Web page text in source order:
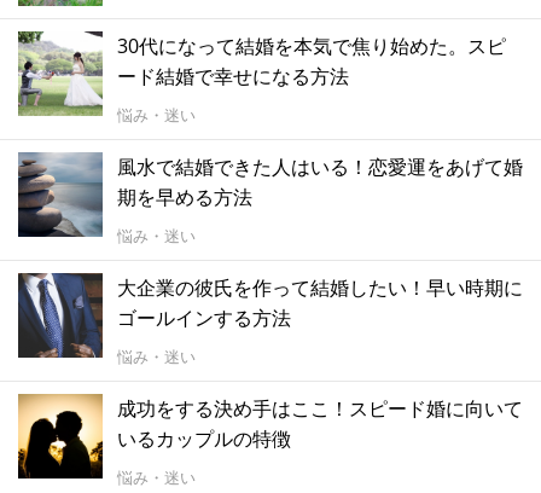
30代になって結婚を本気で焦り始めた。スピ
ード結婚で幸せになる方法
悩み・迷い
風水で結婚できた人はいる！恋愛運をあげて婚
期を早める方法
悩み・迷い
大企業の彼氏を作って結婚したい！早い時期に
ゴールインする方法
悩み・迷い
成功をする決め手はここ！スピード婚に向いて
いるカップルの特徴
悩み・迷い